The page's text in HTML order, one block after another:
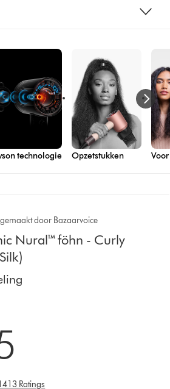
technologie Opzetstukken
door Bazaarvoice
Nural™ föhn - Curly
Ratings